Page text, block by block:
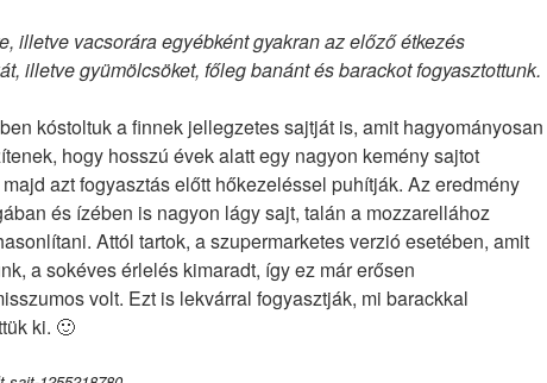
illetve vacsorára egyébként gyakran az előző étkezés
illetve gyümölcsöket, főleg banánt és barackot fogyasztottunk.
kóstoltuk a finnek jellegzetes sajtját is, amit hagyományosan
hogy hosszú évek alatt egy nagyon kemény sajtot
azt fogyasztás előtt hőkezeléssel puhítják. Az eredmény
és ízében is nagyon lágy sajt, talán a mozzarellához
Attól tartok, a szupermarketes verzió esetében, amit
a sokéves érlelés kimaradt, így ez már erősen
volt. Ezt is lekvárral fogyasztják, mi barackkal
ki. 🙂